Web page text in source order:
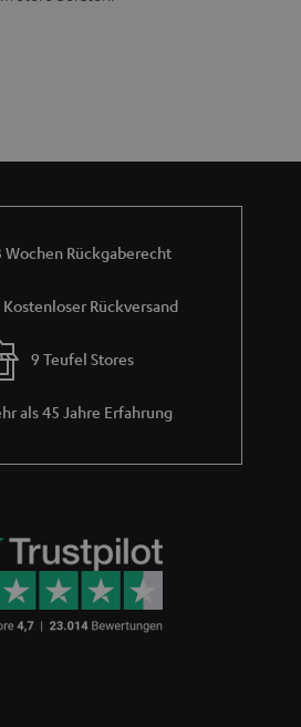
Wochen Rückgaberecht
Kostenloser Rückversand
9 Teufel Stores
als 45 Jahre Erfahrung